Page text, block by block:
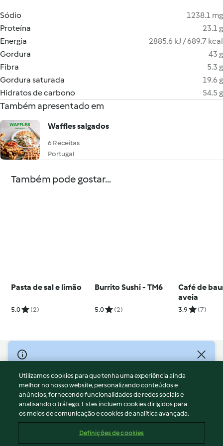
Sódio
1238.1 mg
Proteína
23.1 g
Energia
2885.6 kJ / 689.7 kcal
Gordura
43 g
Fibra
5.3 g
Gordura saturada
19.6 g
Hidratos de carbono
54.5 g
Também apresentado em
Waffles salgados
6 Receitas
Portugal
Também pode gostar...
Pasta de sal e limão
5.0 (2)
Burrito Sushi - TM6
5.0 (2)
Café de
aveia
3.9 (7)
© Copyright 2026
Termos de Utilização
Aviso sobre Proteção de Dados
Aviso
Apoio legal
Conteúdo do relatório
Utilizamos cookies para que tenha uma experiência ainda
melhor no nosso website, personalizando conteúdos e
anúncios, fornecendo funcionalidades de redes sociais e
analisando o tráfego. Estes incluem cookies dirigidos para
os meios de comunicação e cookies de analítica avançada.
Definições de cookies